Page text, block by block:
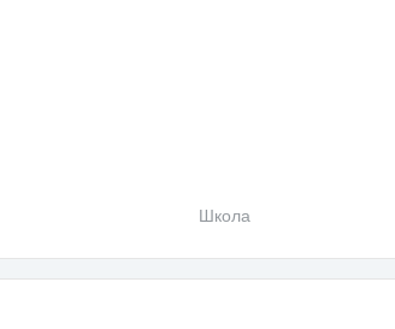
Школа